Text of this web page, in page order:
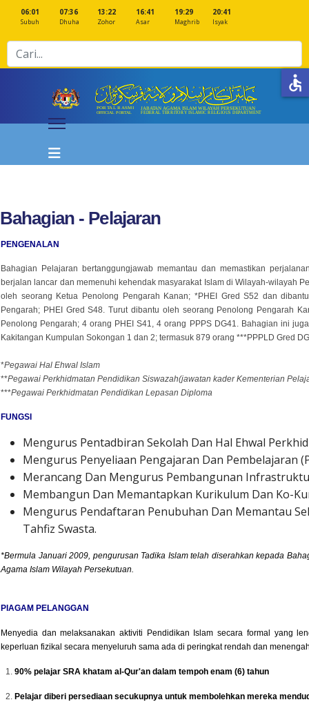
06:01
Subuh
07:36
Dhuha
13:22
Zohor
16:41
Asar
19:29
Maghrib
20:41
Isyak
Cari
Bahagian - Pelajaran
PENGENALAN
Bahagian Pelajaran bertanggungjawab memantau dan memastikan
berjalan lancar dan memenuhi kehendak masyarakat Islam di Wilayah-wilayah
oleh seorang Ketua Penolong Pengarah Kanan; *PHEI Gred S52 dan
Pengarah; PHEI Gred S48. Turut dibantu oleh seorang Penolong Pengarah
Penolong Pengarah; 4 orang PHEI S41, 4 orang PPPS DG41. Bahagian ini
Kakitangan Kumpulan Sokongan 1 dan 2; termasuk 879 orang ***PPPLD Gred
*Pegawai Hal Ehwal Islam
**Pegawai Perkhidmatan Pendidikan Siswazah(jawatan kader Kementerian
***Pegawai Perkhidmatan Pendidikan Lepasan Diploma
FUNGSI
Mengurus Pentadbiran Sekolah Dan Hal Ehwal
Mengurus Penyeliaan Pengajaran Dan Pembelajaran
Merancang Dan Mengurus Pembangunan
Membangun Dan Memantapkan Kurikulum Dan Ko-
Mengurus Pendaftaran Penubuhan Dan Memantau
Tahfiz Swasta.
*Bermula Januari 2009, pengurusan Tadika Islam telah diserahkan kepada
Agama Islam Wilayah Persekutuan.
PIAGAM PELANGGAN
Menyedia dan melaksanakan aktiviti Pendidikan Islam secara formal yang
keperluan fizikal secara menyeluruh sama ada di peringkat rendah dan
90% pelajar SRA khatam al-Qur'an dalam tempoh enam (6) tahun
Pelajar diberi persediaan secukupnya untuk membolehkan mereka
accessible